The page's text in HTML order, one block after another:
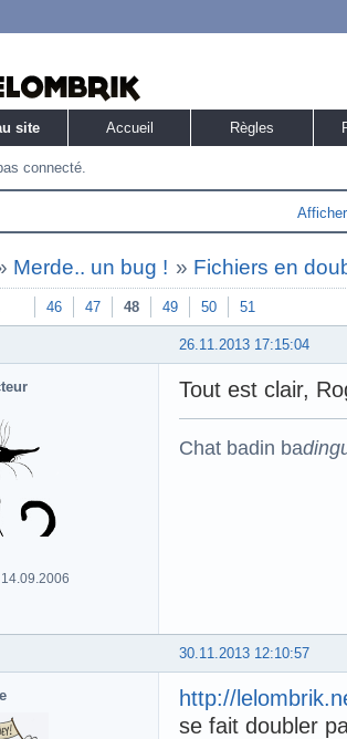
site Accueil Règles
connecté.
Merde.. un bug ! » Fichiers en
46 47 48 49 50 51
26.11.2013 17:15:04
Tout est clair,
Chat badin ba
30.11.2013 12:10:57
http://
se fait doubler